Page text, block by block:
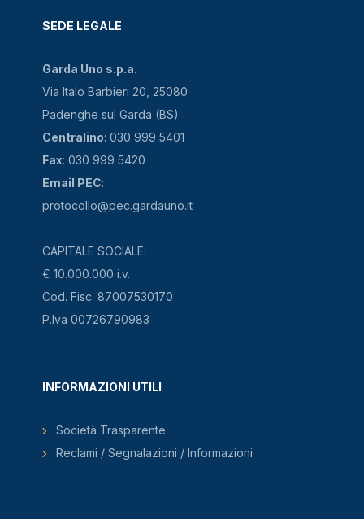
SEDE LEGALE
Garda Uno s.p.a.
Via Italo Barbieri 20, 25080
Padenghe sul Garda (BS)
Centralino: 030 999 5401
Fax: 030 999 5420
Email PEC:
protocollo@pec.gardauno.it
CAPITALE SOCIALE:
€ 10.000.000 i.v.
Cod. Fisc. 87007530170
P.Iva 00726790983
INFORMAZIONI UTILI
Società Trasparente
Reclami / Segnalazioni / Informazioni